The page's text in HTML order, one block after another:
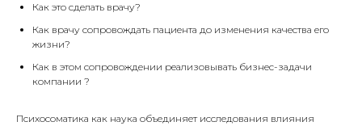
Как это сделать врачу?
Как врачу сопровождать пациента до изменения качества его
жизни?
Как в этом сопровождении реализовывать бизнес-задачи
компании ?
Психосоматика как наука объединяет исследования влияния